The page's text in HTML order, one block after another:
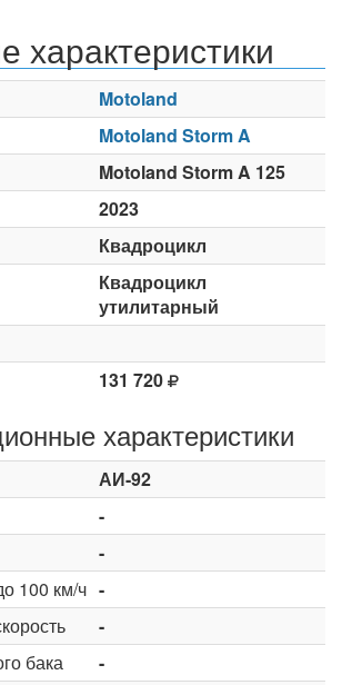
характеристики
Motoland
Motoland Storm A
Motoland Storm A 125
2023
Квадроцикл
Квадроцикл
утилитарный
131 720
характеристики
АИ-92
-
-
100 км/ч -
-
бака
-